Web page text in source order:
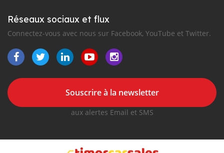
Réseaux sociaux et flux
Connectez-vous avec nous sur Facebook, YouTube et Twitter.
Souscrire à la newsletter
aux alertes Email et SMS